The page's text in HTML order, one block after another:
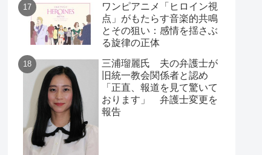
ワンピアニメ「ヒロイン視
点」がもたらす音楽的共鳴
とその狙い：感情を揺さぶ
る旋律の正体
三浦瑠麗氏 夫の弁護士が
旧統一教会関係者と認め
「正直、報道を見て驚いて
おります」 弁護士変更を
報告